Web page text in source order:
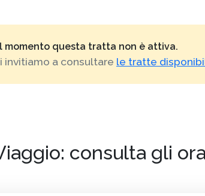
momento questa tratta non è attiva.
invitiamo a consultare le tratte
consulta gli